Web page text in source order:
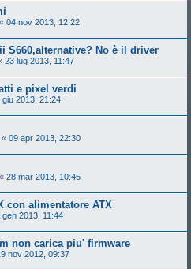
« 04 nov 2013, 12:22
S660,alternative? No è il driver
23 lug 2013, 11:47
e pixel verdi
giu 2013, 21:24
« 09 apr 2013, 22:30
« 28 mar 2013, 10:45
con alimentatore ATX
gen 2013, 11:44
non carica piu' firmware
nov 2012, 09:37